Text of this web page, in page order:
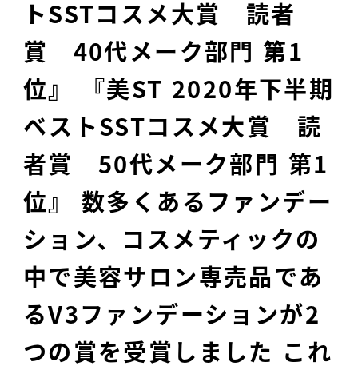
トSSTコスメ大賞 読者
賞 40代メーク部門 第1
位』 『美ST 2020年下半期
ベストSSTコスメ大賞 読
者賞 50代メーク部門 第1
位』 数多くあるファンデー
ション、コスメティックの
中で美容サロン専売品であ
るV3ファンデーションが2
つの賞を受賞しました これ